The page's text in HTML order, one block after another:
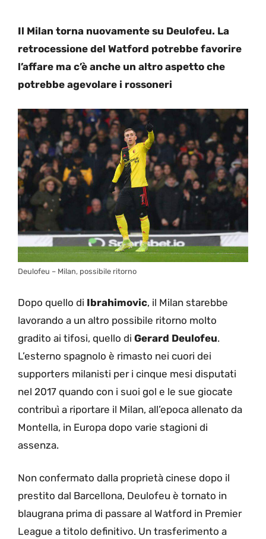
Il Milan torna nuovamente su Deulofeu. La
retrocessione del Watford potrebbe favorire
l’affare ma c’è anche un altro aspetto che
potrebbe agevolare i rossoneri
Deulofeu – Milan, possibile ritorno
Dopo quello di Ibrahimovic, il Milan starebbe
lavorando a un altro possibile ritorno molto
gradito ai tifosi, quello di Gerard Deulofeu.
L’esterno spagnolo è rimasto nei cuori dei
supporters milanisti per i cinque mesi disputati
nel 2017 quando con i suoi gol e le sue giocate
contribuì a riportare il Milan, all’epoca allenato da
Montella, in Europa dopo varie stagioni di
assenza.
Non confermato dalla proprietà cinese dopo il
prestito dal Barcellona, Deulofeu è tornato in
blaugrana prima di passare al Watford in Premier
League a titolo definitivo. Un trasferimento a